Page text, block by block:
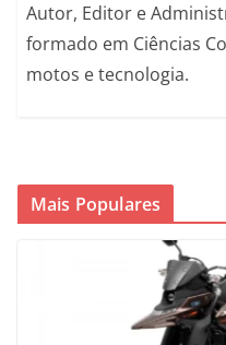
Autor, Editor e
formado em Ciências
motos e tecnologia.
Mais Populares